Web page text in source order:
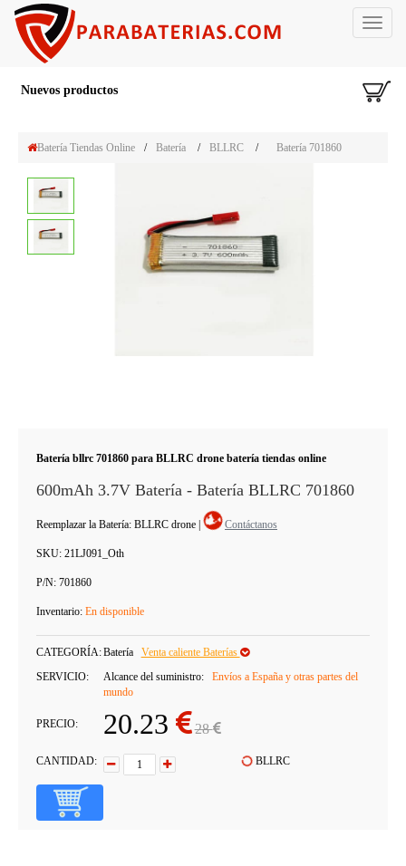
Toggle
Nuevos productos
Batería Tiendas Online / Batería / BLLRC / Batería 701860
Batería bllrc 701860 para BLLRC drone batería tiendas online
600mAh 3.7V Batería - Batería BLLRC 701860
Reemplazar la Batería: BLLRC drone Contáctanos
SKU: 21LJ091_Oth
P/N: 701860
Inventario: En disponible
CATEGORÍA:Batería
Venta caliente Baterías
SERVICIO:
Alcance del suministro:
Envíos a España y otras partes del
mundo
PRECIO: 20.23 28
CANTIDAD: BLLRC